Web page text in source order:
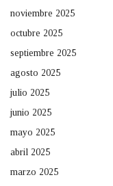
noviembre 2025
octubre 2025
septiembre 2025
agosto 2025
julio 2025
junio 2025
mayo 2025
abril 2025
marzo 2025